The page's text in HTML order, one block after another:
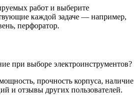
работ и выберите
каждой задаче — например,
перфоратор.
при выборе электроинструментов?
прочность корпуса, наличие
и отзывы других пользователей.